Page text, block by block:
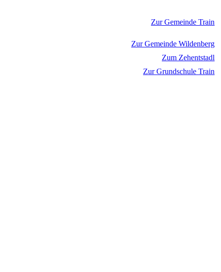
Zur Gemeinde Train
Zur Gemeinde Wildenberg
Zum Zehentstadl
Zur Grundschule Train